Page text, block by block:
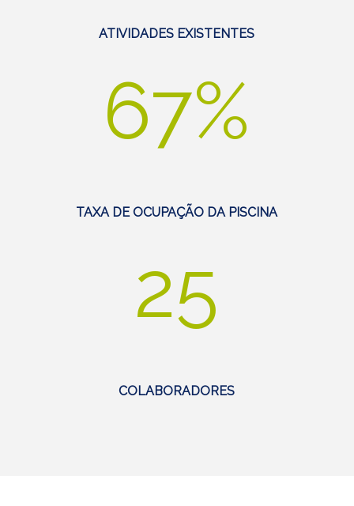
ATIVIDADES EXISTENTES
TAXA DE OCUPAÇÃO DA PISCINA
67%
COLABORADORES
25